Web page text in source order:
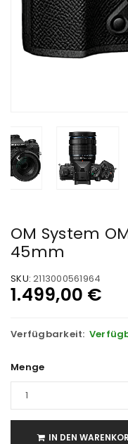
OM System
45mm
SKU: 2113000561964
1.499,00 €
Verfügbarkeit:
Menge
IN DEN